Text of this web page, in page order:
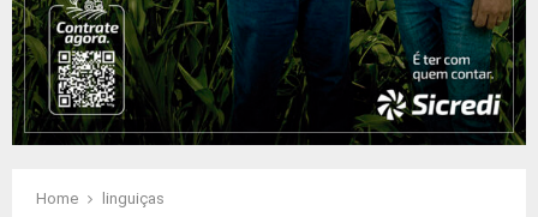
Home linguiças